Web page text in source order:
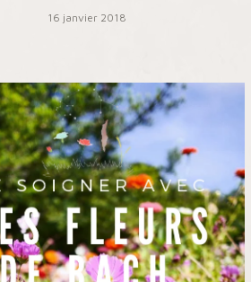
16 janvier 2018